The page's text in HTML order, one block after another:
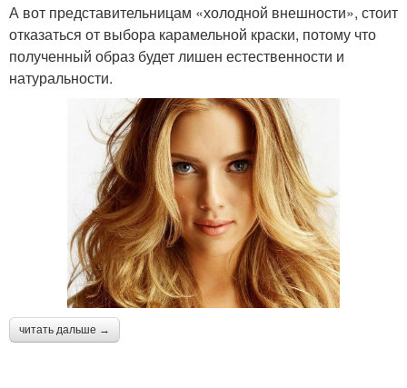
А вот представительницам «холодной внешности», стоит
отказаться от выбора карамельной краски, потому что
полученный образ будет лишен естественности и
натуральности.
читать дальше →